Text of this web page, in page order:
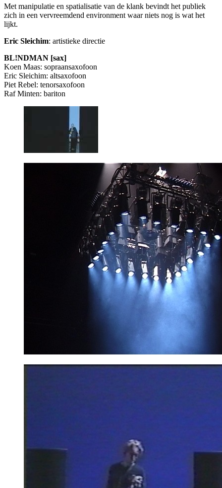
Met manipulatie en spatialisatie van de klank bevindt het publiek
zich in een vervreemdend environment waar niets nog is wat het
lijkt.
Eric Sleichim: artistieke directie
BL!NDMAN [sax]
Koen Maas: sopraansaxofoon
Eric Sleichim: altsaxofoon
Piet Rebel: tenorsaxofoon
Raf Minten: bariton